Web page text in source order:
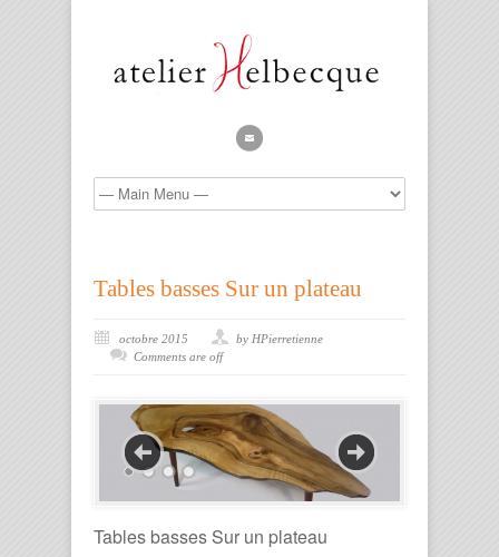
Tables basses Sur un plateau
octobre 2015
by HPierretienne
Comments are off
Tables basses Sur un plateau